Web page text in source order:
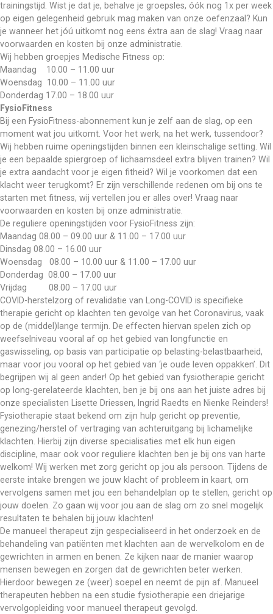
trainingstijd. Wist je dat je, behalve je groepsles, óók nog 1x per week
op eigen gelegenheid gebruik mag maken van onze oefenzaal? Kun
je wanneer het jóú uitkomt nog eens éxtra aan de slag! Vraag naar
voorwaarden en kosten bij onze administratie.
Wij hebben groepjes Medische Fitness op:
Maandag    10.00 – 11.00 uur
Woensdag  10.00 – 11.00 uur
Donderdag 17.00 – 18.00 uur
FysioFitness
Bij een FysioFitness-abonnement kun je zelf aan de slag, op een
moment wat jou uitkomt. Voor het werk, na het werk, tussendoor?
Wij hebben ruime openingstijden binnen een kleinschalige setting. Wil
je een bepaalde spiergroep of lichaamsdeel extra blijven trainen? Wil
je extra aandacht voor je eigen fitheid? Wil je voorkomen dat een
klacht weer terugkomt? Er zijn verschillende redenen om bij ons te
starten met fitness, wij vertellen jou er alles over! Vraag naar
voorwaarden en kosten bij onze administratie.
De reguliere openingstijden voor FysioFitness zijn:
Maandag 08.00 – 09.00 uur & 11.00 – 17.00 uur
Dinsdag 08.00 – 16.00 uur
Woensdag   08.00 – 10.00 uur & 11.00 – 17.00 uur
Donderdag  08.00 – 17.00 uur
Vrijdag         08.00 – 17.00 uur
COVID-herstelzorg of revalidatie van Long-COVID is specifieke
therapie gericht op klachten ten gevolge van het Coronavirus, vaak
op de (middel)lange termijn. De effecten hiervan spelen zich op
weefselniveau vooral af op het gebied van longfunctie en
gaswisseling, op basis van participatie op belasting-belastbaarheid,
maar voor jou vooral op het gebied van ‘je oude leven oppakken’. Dit
begrijpen wij al geen ander! Op het gebied van fysiotherapie gericht
op long-gerelateerde klachten, ben je bij ons aan het juiste adres bij
onze specialisten Lisette Driessen, Ingrid Raedts en Nienke Reinders!
Fysiotherapie staat bekend om zijn hulp gericht op preventie,
genezing/herstel of vertraging van achteruitgang bij lichamelijke
klachten. Hierbij zijn diverse specialisaties met elk hun eigen
discipline, maar ook voor reguliere klachten ben je bij ons van harte
welkom! Wij werken met zorg gericht op jou als persoon. Tijdens de
eerste intake brengen we jouw klacht of probleem in kaart, om
vervolgens samen met jou een behandelplan op te stellen, gericht op
jouw doelen. Zo gaan wij voor jou aan de slag om zo snel mogelijk
resultaten te behalen bij jouw klachten!
De manueel therapeut zijn gespecialiseerd in het onderzoek en de
behandeling van patiënten met klachten aan de wervelkolom en de
gewrichten in armen en benen. Ze kijken naar de manier waarop
mensen bewegen en zorgen dat de gewrichten beter werken.
Hierdoor bewegen ze (weer) soepel en neemt de pijn af. Manueel
therapeuten hebben na een studie fysiotherapie een driejarige
vervolgopleiding voor manueel therapeut gevolgd.